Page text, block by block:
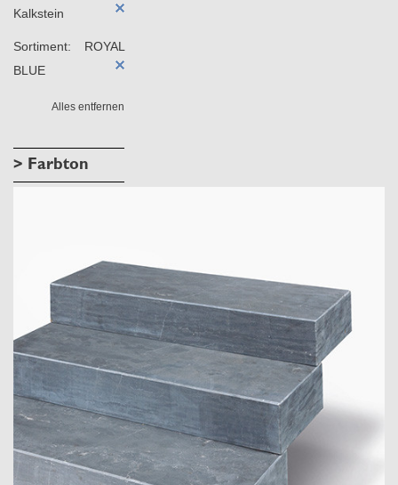
Kalkstein
Sortiment:
ROYAL
BLUE
Alles entfernen
> Farbton